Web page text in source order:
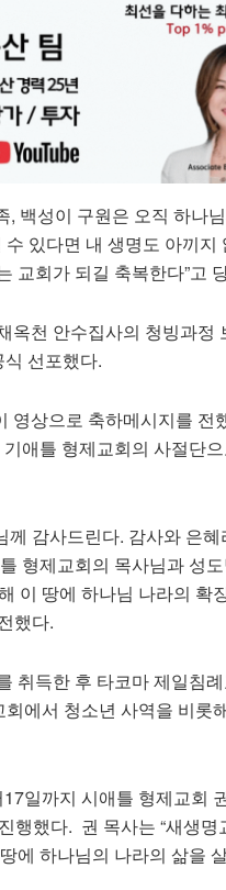
, 백성이 구원은 오직 하나
있다면 내 생명도 아끼지
교회가 되길 축복한다”고
옥천 안수집사의 청빙과정
선포했다.
영상으로 축하메시지를 전
애틀 형제교회의 사절단
께 감사드린다. 감사와 은
형제교회의 목사님과 성
이 땅에 하나님 나라의 확
했다.
취득한 후 타코마 제일침
에서 청소년 사역을 비롯
일까지 시애틀 형제교회
행했다. 권 목사는 “새생명
에 하나님의 나라의 삶을